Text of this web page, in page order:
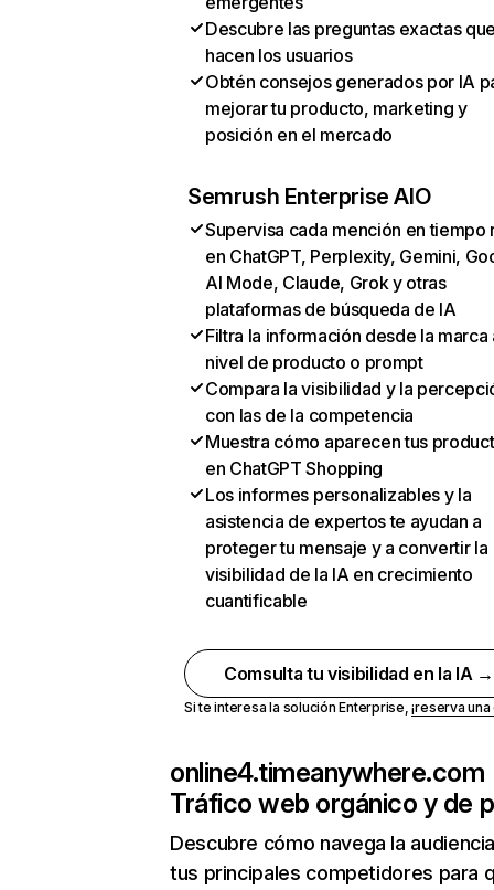
Descubre las preguntas exactas
hacen los usuarios
Obtén consejos generados por IA
mejorar tu producto, marketing y
posición en el mercado
Semrush Enterprise AIO
Supervisa cada mención en tiempo
en ChatGPT, Perplexity, Gemini,
AI Mode, Claude, Grok y otras
plataformas de búsqueda de IA
Filtra la información desde la marca
nivel de producto o prompt
Compara la visibilidad y la
con las de la competencia
Muestra cómo aparecen tus
en ChatGPT Shopping
Los informes personalizables y la
asistencia de expertos te ayudan a
proteger tu mensaje y a convertir la
visibilidad de la IA en crecimiento
cuantificable
Comsulta tu visibilidad en la IA →
Si te interesa la solución Enterprise,¡reserva
online4.timeanywhere.com
Tráfico web orgánico y de
Descubre cómo navega la
tus principales competidores para